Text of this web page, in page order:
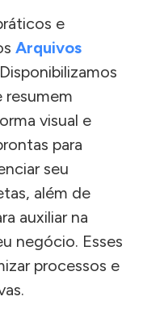
e
Arquivos
visual e
para
seu
além de
auxiliar na
negócio. Esses
processos e